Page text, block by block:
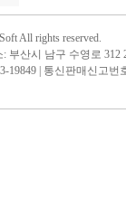
All rights reserved.
부산시 남구 수영로 312
19849 | 통신판매신고번